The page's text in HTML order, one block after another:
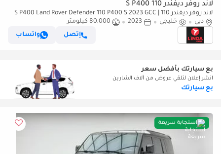
لاند روفر ديفندر 110 S P400
لاند روفر ديفندر 110 S P400 Land Rover Defender 110 P400 S 2023 GCC |
Agency Warranty
دبي خليجي 2023
80,000 كيلومتر
إتصل
واتساب
بع سيارتك بأفضل سعر
انشر إعلان لتلقي عروض من آلاف الشارين
بع سيارتك
استجابة سريعة